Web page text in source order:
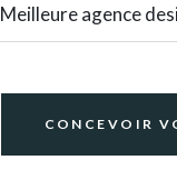
Meilleure agence
CONCEVOIR